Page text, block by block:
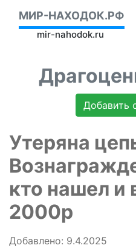
МИР-НАХОДОК.РФ
mir-nahodok.ru
Добавить
Утеряна
кто нашел и
2000р
Добавлено: 9.4.2025